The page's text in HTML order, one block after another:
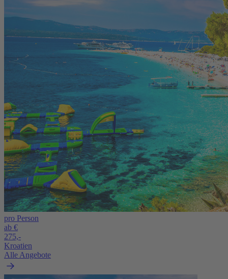
pro Person
ab €
275,-
Kroatien
Alle Angebote